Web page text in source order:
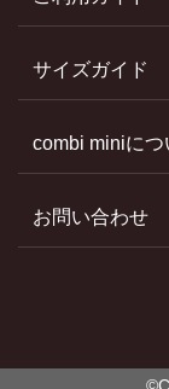
サイズガイド
combi miniにつ
お問い合わせ